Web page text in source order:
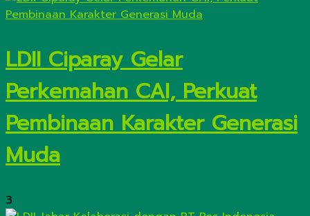
LDII Ciparay Gelar
Perkemahan CAI, Perkuat
Pembinaan Karakter Generasi
Muda
3